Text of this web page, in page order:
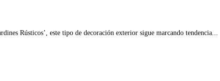
Rústicos’, este tipo de decoración exterior sigue marcando tendencia...